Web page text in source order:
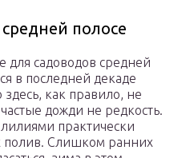
полосе
для садоводов средней
в последней декаде
как правило, не
дожди не редкость.
практически
полив. Слишком ранних